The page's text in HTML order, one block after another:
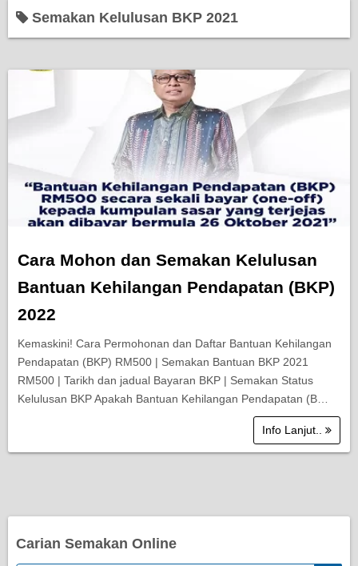
Semakan Kelulusan BKP 2021
Cara Mohon dan Semakan Kelulusan
Bantuan Kehilangan Pendapatan (BKP)
2022
Kemaskini! Cara Permohonan dan Daftar Bantuan Kehilangan
Pendapatan (BKP) RM500 | Semakan Bantuan BKP 2021
RM500 | Tarikh dan jadual Bayaran BKP | Semakan Status
Kelulusan BKP Apakah Bantuan Kehilangan Pendapatan (B…
Info Lanjut..
Carian Semakan Online